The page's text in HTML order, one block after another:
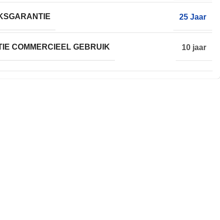
25 Jaar
COMMERCIEEL GEBRUIK 10 jaar